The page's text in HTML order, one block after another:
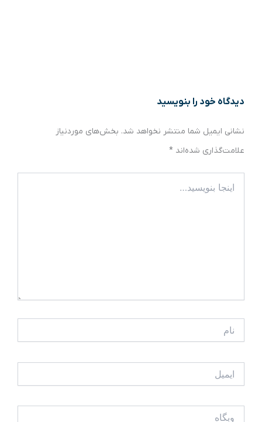
دیدگاه‌ خود را بنویسید
نشانی ایمیل شما منتشر نخواهد شد. بخش‌های موردنیاز
علامت‌گذاری شده‌اند *
بنویسید…